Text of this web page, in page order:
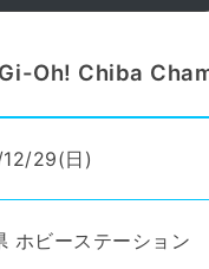
Oh! Chiba
29(日)
ホビーステーション